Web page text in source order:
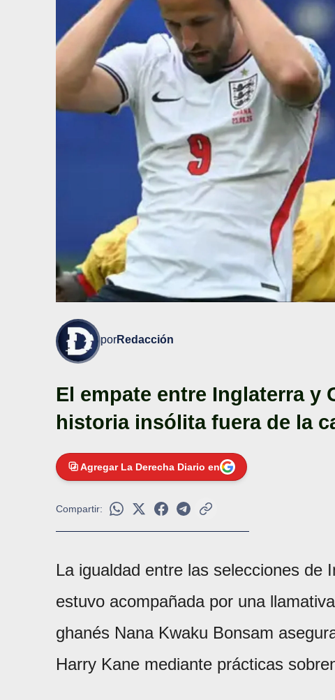
porRedacción
El empate entre Inglaterra y
historia insólita fuera de la
Agregar La Derecha Diario en
Compartir:
La igualdad entre las selecciones de
estuvo acompañada por una
ghanés Nana Kwaku Bonsam
Harry Kane mediante prácticas